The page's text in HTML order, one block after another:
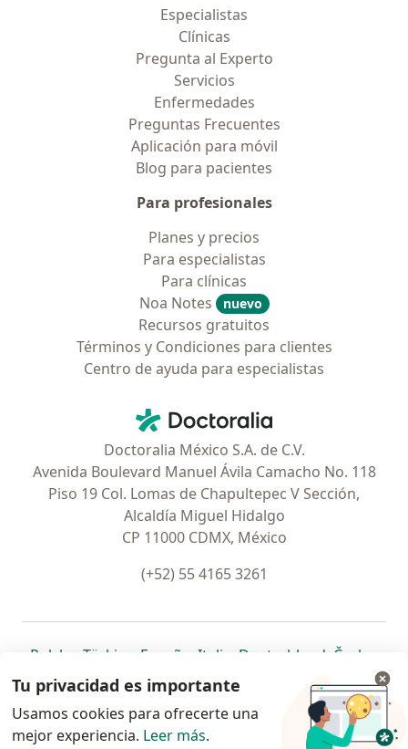
Especialistas
Clínicas
Pregunta al Experto
Servicios
Enfermedades
Preguntas Frecuentes
Aplicación para móvil
Blog para pacientes
Para profesionales
Planes y precios
Para especialistas
Para clínicas
Noa Notes
nuevo
Recursos gratuitos
Términos y Condiciones para clientes
Centro de ayuda para especialistas
Doctoralia - Página de inicio
Doctoralia México S.A. de C.V.
Avenida Boulevard Manuel Ávila Camacho No. 118
Piso 19 Col. Lomas de Chapultepec V Sección,
Alcaldía Miguel Hidalgo
CP 11000 CDMX, México
(+52) 55 4165 3261
Polska se abre en una nueva pestaña
Türkiye se abre en una nueva pestaña
España se abre en una nueva pestaña
Italia se abre en una nueva
Deutschlandse abre en
Česko
Portugal
se abre en una nueva pestaña
México se abre en una nueva pestaña
Chile se abre en una nueva pestaña
Brasil se abre en una nueva
se abre en
se
se abre en una nueva
www.doctoralia.com.mx © 2026 - Encuentra tu
Tu privacidad es importante
Usamos cookies para ofrecerte una
mejor experiencia. Leer más.